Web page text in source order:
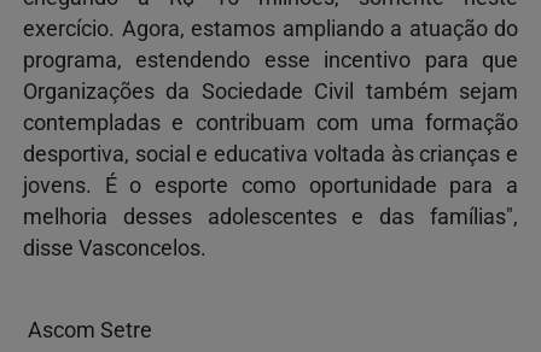
exercício. Agora, estamos ampliando a atuação do
programa, estendendo esse incentivo para que
Organizações da Sociedade Civil também sejam
contempladas e contribuam com uma formação
desportiva, social e educativa voltada às crianças e
jovens. É o esporte como oportunidade para a
melhoria desses adolescentes e das famílias",
disse Vasconcelos.
Ascom Setre